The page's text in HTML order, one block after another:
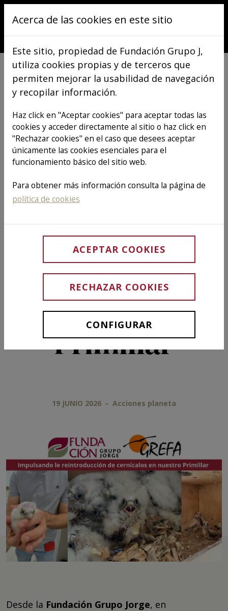
Pasar al contenido principal
VER TODOS LOS ARTÍCULOS
Impulsamos la
reintroducción
del cernícalo
primilla en
nuestro
Primillar
19 JUNIO 2026 - Acciones planeta
Desde la Fundación Grupo Jorge, en
Acerca de las cookies en este sitio
Este sitio, propiedad de Fundación Grupo J,
utiliza cookies propias y de terceros que
permiten mejorar la usabilidad de navegación
y recopilar información.
Haz click en "Aceptar cookies" para aceptar todas las
cookies y acceder directamente al sitio o haz click en
"Rechazar cookies" en el caso que desees aceptar
únicamente las cookies esenciales para el
funcionamiento básico del sitio web.
Para obtener más información consulta la página de
política de cookies
ACEPTAR COOKIES
RECHAZAR COOKIES
CONFIGURAR